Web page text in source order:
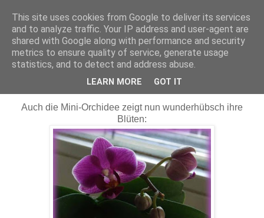
Maschenerie
30.01.2011
Blumengruß zum Wochenende
Auch die Mini-Orchidee zeigt nun wunderhübsch ihre
Blüten:
This site uses cookies from Google to deliver its services
and to analyze traffic. Your IP address and user-agent are
shared with Google along with performance and security
metrics to ensure quality of service, generate usage
statistics, and to detect and address abuse.
LEARN MORE GOT IT